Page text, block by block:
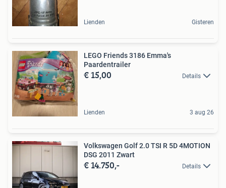
Lienden Gisteren
LEGO Friends 3186 Emma's
Paardentrailer
€ 15,00 Details
Lienden 3 aug 26
Volkswagen Golf 2.0 TSI R 5D 4MOTION
DSG 2011 Zwart
€ 14.750,- Details